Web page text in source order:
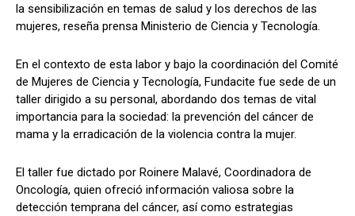
la sensibilización en temas de salud y los derechos de las
mujeres, reseña prensa Ministerio de Ciencia y Tecnología.
En el contexto de esta labor y bajo la coordinación del Comité
de Mujeres de Ciencia y Tecnología, Fundacite fue sede de un
taller dirigido a su personal, abordando dos temas de vital
importancia para la sociedad: la prevención del cáncer de
mama y la erradicación de la violencia contra la mujer.
El taller fue dictado por Roinere Malavé, Coordinadora de
Oncología, quien ofreció información valiosa sobre la
detección temprana del cáncer, así como estrategias